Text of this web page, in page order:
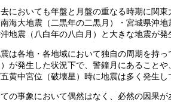
においても年盤と月盤の重なる時期に関東
海大地震（二黒年の二黒月）・宮城県沖
地震（八白年の八白月）と大きな地震が発
は各地・各地域において独自の周期を持
が発生した状況下で、警鐘月にあることや
黄中宮位（破壊星）時に地震は多く発生し
の事象において偶然はなく、必然の因果